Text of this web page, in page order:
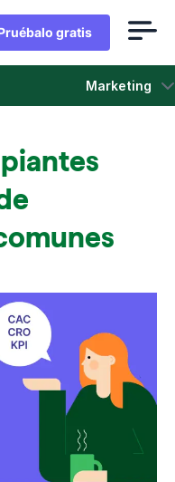
gratis
Marketing